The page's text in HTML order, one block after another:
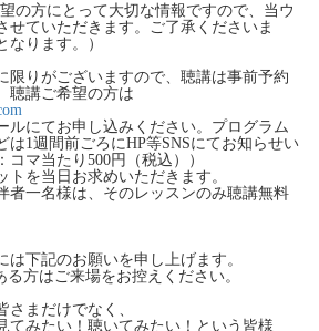
の方にとって大切な情報ですので、当ウ
せていただきます。ご了承くださいま
なります。）
りがございますので、聴講は事前予約
聴講ご希望の方は
ルにてお申し込みください。プログラム
は1週間前ごろにHP等SNSにてお知らせい
マ当たり500円（税込））
トを当日お求めいただきます。
者一名様は、そのレッスンのみ聴講無料
は下記のお願いを申し上げます。
る方はご来場をお控えください。
さまだけでなく、
てみたい！聴いてみたい！という皆様